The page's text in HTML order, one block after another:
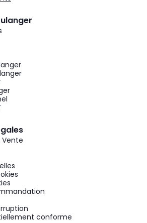
Vente
conforme